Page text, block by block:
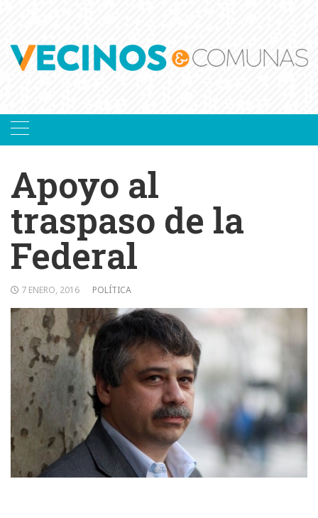
Apoyo al
traspaso de la
Federal
7 ENERO, 2016 POLÍTICA